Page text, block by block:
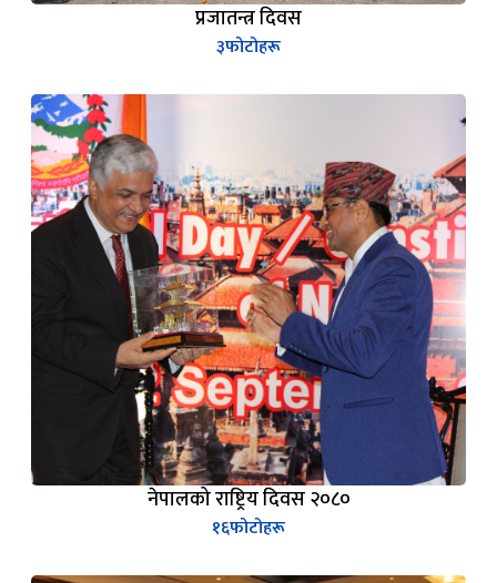
प्रजातन्त्र दिवस
३फोटोहरू
नेपालको राष्ट्रिय दिवस २०८०
१६फोटोहरू